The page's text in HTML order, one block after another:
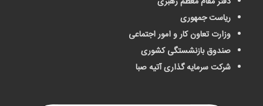
ریاست جمهوری
وزارت تعاون کار و امور اجتماعی
صندوق بازنشستگی کشوری
شرکت سرمایه گذاری آتیه صبا